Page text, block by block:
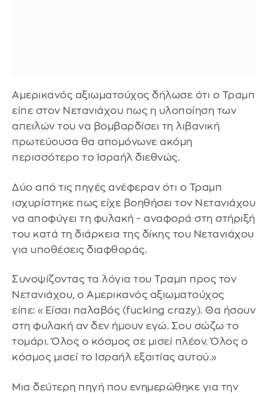
Αμερικανός αξιωματούχος δήλωσε ότι ο Τραμπ
είπε στον Νετανιάχου πως η υλοποίηση των
απειλών του να βομβαρδίσει τη λιβανική
πρωτεύουσα θα απομόνωνε ακόμη
περισσότερο το Ισραήλ διεθνώς.
Δύο από τις πηγές ανέφεραν ότι ο Τραμπ
ισχυρίστηκε πως είχε βοηθήσει τον Νετανιάχου
να αποφύγει τη φυλακή - αναφορά στη στήριξή
του κατά τη διάρκεια της δίκης του Νετανιάχου
για υποθέσεις διαφθοράς.
Συνοψίζοντας τα λόγια του Τραμπ προς τον
Νετανιάχου, ο Αμερικανός αξιωματούχος
είπε: «Είσαι παλαβός (fucking crazy). Θα ήσουν
στη φυλακή αν δεν ήμουν εγώ. Σου σώζω το
τομάρι. Όλος ο κόσμος σε μισεί πλέον. Όλος ο
κόσμος μισεί το Ισραήλ εξαιτίας αυτού.»
Μια δεύτερη πηγή που ενημερώθηκε για την